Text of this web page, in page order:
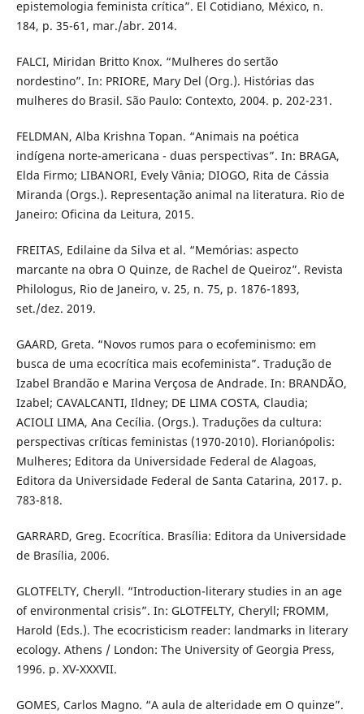
epistemologia feminista crítica”. El Cotidiano, México, n.
184, p. 35-61, mar./abr. 2014.
FALCI, Miridan Britto Knox. “Mulheres do sertão
nordestino”. In: PRIORE, Mary Del (Org.). Histórias das
mulheres do Brasil. São Paulo: Contexto, 2004. p. 202-231.
FELDMAN, Alba Krishna Topan. “Animais na poética
indígena norte-americana - duas perspectivas”. In: BRAGA,
Elda Firmo; LIBANORI, Evely Vânia; DIOGO, Rita de Cássia
Miranda (Orgs.). Representação animal na literatura. Rio de
Janeiro: Oficina da Leitura, 2015.
FREITAS, Edilaine da Silva et al. “Memórias: aspecto
marcante na obra O Quinze, de Rachel de Queiroz”. Revista
Philologus, Rio de Janeiro, v. 25, n. 75, p. 1876-1893,
set./dez. 2019.
GAARD, Greta. “Novos rumos para o ecofeminismo: em
busca de uma ecocrítica mais ecofeminista”. Tradução de
Izabel Brandão e Marina Verçosa de Andrade. In: BRANDÃO,
Izabel; CAVALCANTI, Ildney; DE LIMA COSTA, Claudia;
ACIOLI LIMA, Ana Cecília. (Orgs.). Traduções da cultura:
perspectivas críticas feministas (1970-2010). Florianópolis:
Mulheres; Editora da Universidade Federal de Alagoas,
Editora da Universidade Federal de Santa Catarina, 2017. p.
783-818.
GARRARD, Greg. Ecocrítica. Brasília: Editora da Universidade
de Brasília, 2006.
GLOTFELTY, Cheryll. “Introduction-literary studies in an age
of environmental crisis”. In: GLOTFELTY, Cheryll; FROMM,
Harold (Eds.). The ecocristicism reader: landmarks in literary
ecology. Athens / London: The University of Georgia Press,
1996. p. XV-XXXVII.
GOMES, Carlos Magno. “A aula de alteridade em O quinze”.